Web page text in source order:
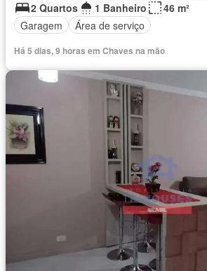
2 Quartos
1 Banheiro
46 m²
Garagem
Área de serviço
Há 5 dias, 9 horas em Chaves na mão